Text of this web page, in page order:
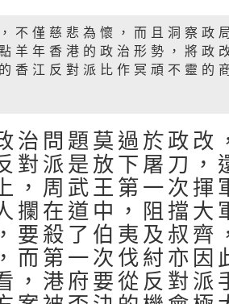
不僅慈悲為懷，而且洞察政
羊年香港的政治形勢，將政
香江反對派比作冥頑不靈的
治問題莫過於政改
對派是放下屠刀，
，周武王第一次揮
攔在道中，阻擋大
要殺了伯夷及叔齊
而第一次伐紂亦因
，港府要從反對派